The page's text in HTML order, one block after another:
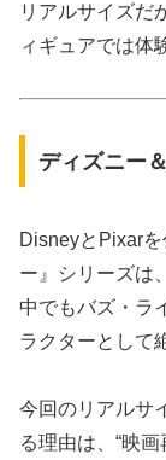
リアルサイズだ
ィギュアでは体
ディズニー
DisneyとPixar
ー』シリーズは
中でもバズ・ラ
ラクターとして
今回のリアルサ
る理由は、“映